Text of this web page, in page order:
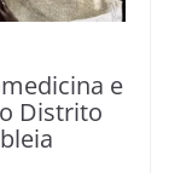
e
Distrito